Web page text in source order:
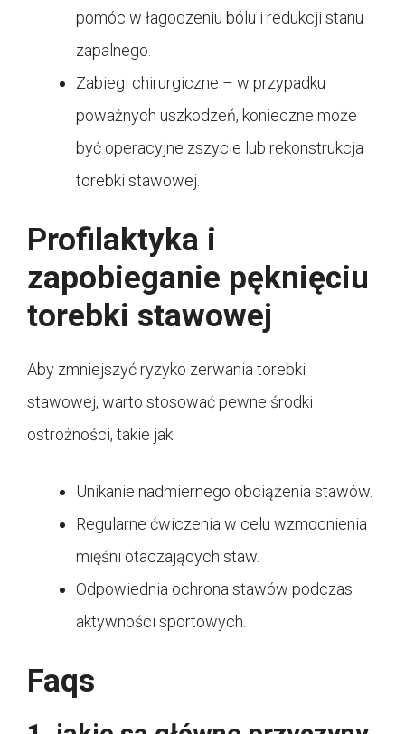
pomóc w łagodzeniu bólu i redukcji stanu
zapalnego.
Zabiegi chirurgiczne – w przypadku
poważnych uszkodzeń, konieczne może
być operacyjne zszycie lub rekonstrukcja
torebki stawowej.
Profilaktyka i
zapobieganie pęknięciu
torebki stawowej
Aby zmniejszyć ryzyko zerwania torebki
stawowej, warto stosować pewne środki
ostrożności, takie jak:
Unikanie nadmiernego obciążenia stawów.
Regularne ćwiczenia w celu wzmocnienia
mięśni otaczających staw.
Odpowiednia ochrona stawów podczas
aktywności sportowych.
Faqs